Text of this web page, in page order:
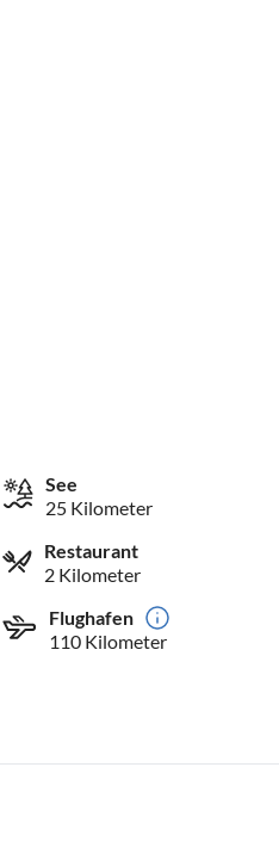
See
25 Kilometer
Restaurant
2 Kilometer
Flughafen
110 Kilometer